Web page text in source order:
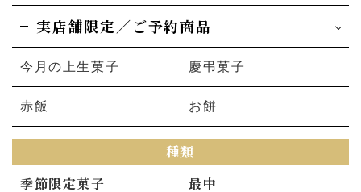
実店舗限定／ご予約商品
今月の上生菓子 慶弔菓子
赤飯 お餅
種類
季節限定菓子
最中